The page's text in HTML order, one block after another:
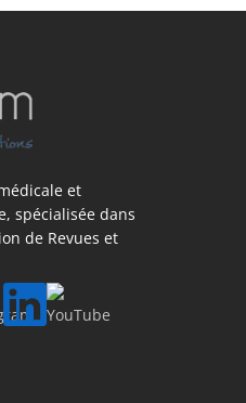
et
spécialisée dans
de Revues et